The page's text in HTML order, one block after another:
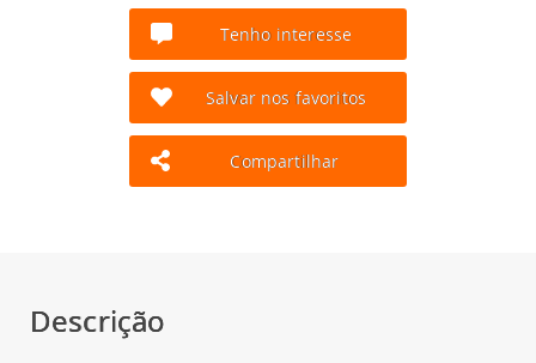
Tenho interesse
Salvar nos favoritos
Compartilhar
Descrição